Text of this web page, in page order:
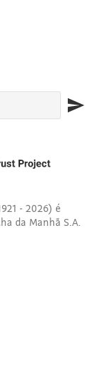
- 2026) é
da Manhã S.A.